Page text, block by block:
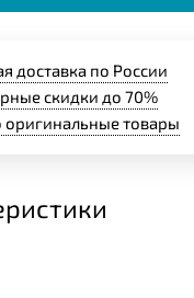
доставка по России
скидки до 70%
оригинальные товары